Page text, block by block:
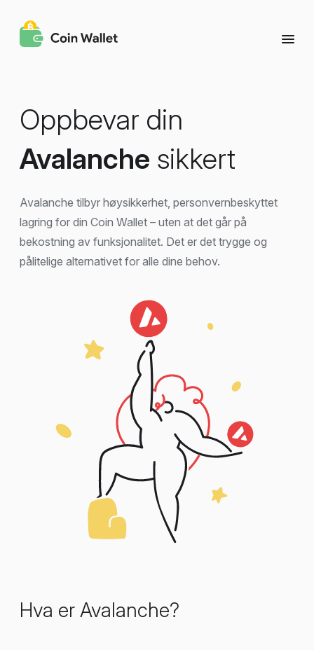
Oppbevar din
Avalanche sikkert
Avalanche tilbyr høysikkerhet, personvernbeskyttet
lagring for din Coin Wallet – uten at det går på
bekostning av funksjonalitet. Det er det trygge og
pålitelige alternativet for alle dine behov.
Hva er Avalanche?